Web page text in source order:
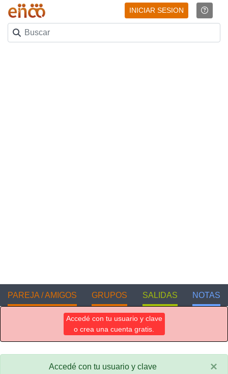
INICIAR SESION
PAREJA / AMIGOS GRUPOS SALIDAS NOTAS
Accedé con tu usuario y clave
o crea una cuenta gratis.
Accedé con tu usuario y clave
×